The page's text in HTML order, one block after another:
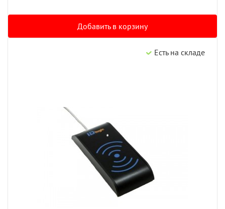
Добавить в корзину
Есть на складе